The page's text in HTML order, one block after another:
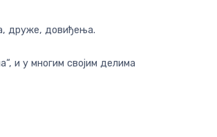
друже, довиђења.
и у многим својим делима